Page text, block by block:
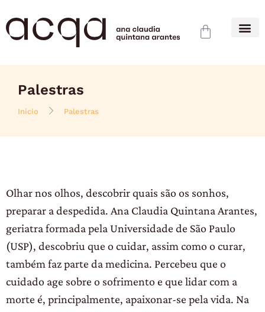
Palestras
Início Palestras
Olhar nos olhos, descobrir quais são os sonhos,
preparar a despedida. Ana Claudia Quintana Arantes,
geriatra formada pela Universidade de São Paulo
(USP), descobriu que o cuidar, assim como o curar,
também faz parte da medicina. Percebeu que o
cuidado age sobre o sofrimento e que lidar com a
morte é, principalmente, apaixonar-se pela vida. Na